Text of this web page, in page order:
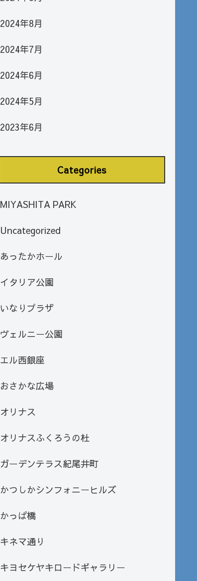
2024年8月
2024年7月
2024年6月
2024年5月
2023年6月
Categories
MIYASHITA PARK
Uncategorized
あったかホール
イタリア公園
いなりプラザ
ヴェルニー公園
エル西銀座
おさかな広場
オリナス
オリナスふくろうの杜
ガーデンテラス紀尾井町
かつしかシンフォニーヒルズ
かっぱ橋
キネマ通り
キヨセケヤキロードギャラリー